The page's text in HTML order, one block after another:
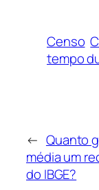
Censo
tempo
← Quanto
média um
do IBGE?